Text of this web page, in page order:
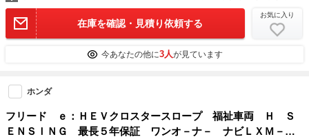
在庫を確認・見積り依頼する
お気に入り
今あなたの他に3人が見ています
ホンダ
フリード ｅ：ＨＥＶクロスタースロープ 福祉車両 Ｈ Ｓ
ＥＮＳＩＮＧ 最長５年保証 ワンオ－ナ－ ナビＬＸＭ－２